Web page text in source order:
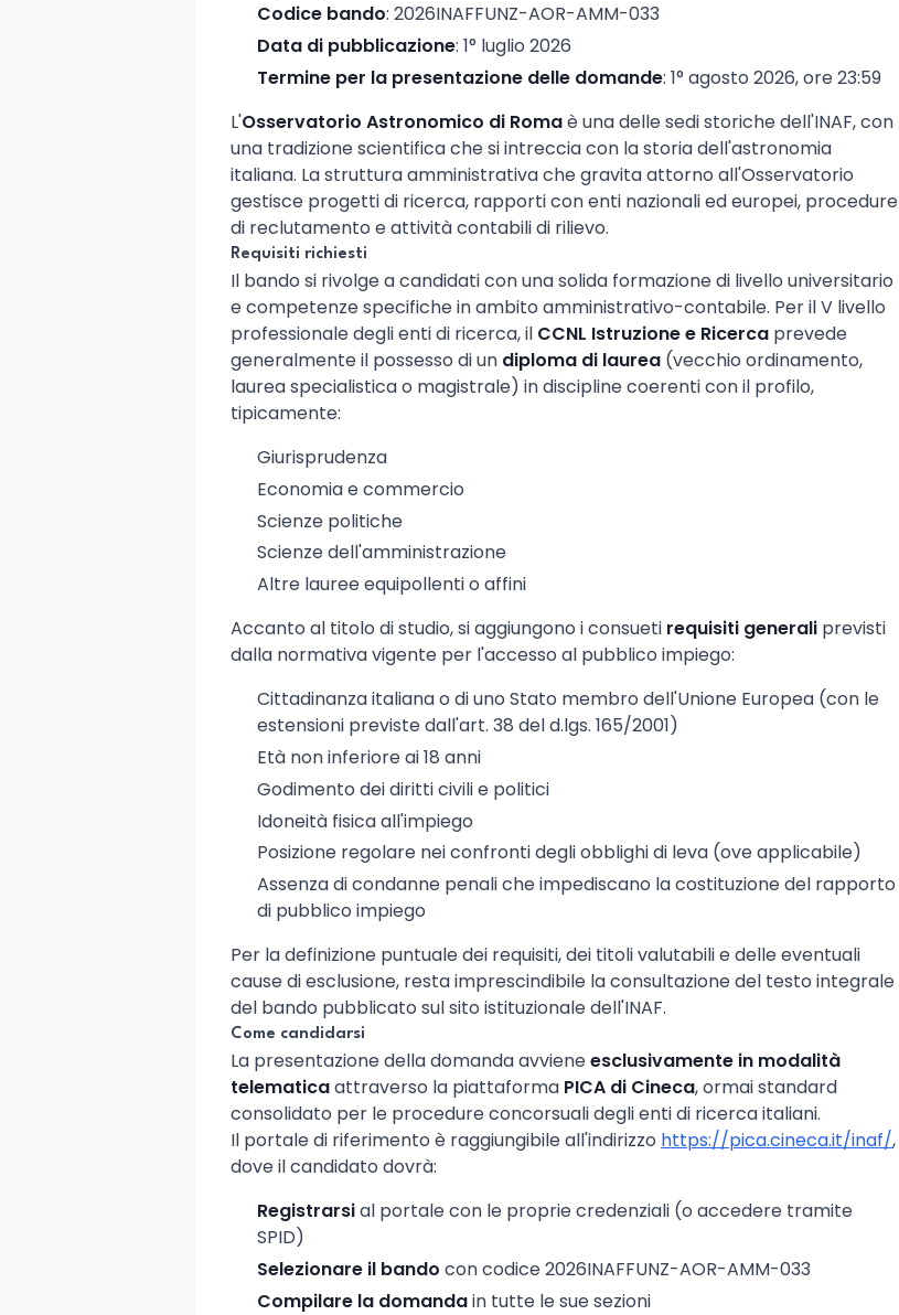
Codice bando: 2026INAFFUNZ-AOR-AMM-033
Data di pubblicazione: 1° luglio 2026
Termine per la presentazione delle domande: 1° agosto 2026, ore 23:59
L'Osservatorio Astronomico di Romaè una delle sedi storiche dell'INAF, con
una tradizione scientifica che si intreccia con la storia dell'astronomia
italiana. La struttura amministrativa che gravita attorno all'Osservatorio
gestisce progetti di ricerca, rapporti con enti nazionali ed europei, procedure
di reclutamento e attività contabili di rilievo.
Requisiti richiesti
Il bando si rivolge a candidati con una solida formazione di livello universitario
e competenze specifiche in ambito amministrativo-contabile. Per il V livello
professionale degli enti di ricerca, il CCNL Istruzione e Ricerca prevede
generalmente il possesso di un diploma di laurea (vecchio ordinamento,
laurea specialistica o magistrale) in discipline coerenti con il profilo,
tipicamente:
Giurisprudenza
Economia e commercio
Scienze politiche
Scienze dell'amministrazione
Altre lauree equipollenti o affini
Accanto al titolo di studio, si aggiungono i consueti requisiti generali previsti
dalla normativa vigente per l'accesso al pubblico impiego:
Cittadinanza italiana o di uno Stato membro dell'Unione Europea (con le
estensioni previste dall'art. 38 del d.lgs. 165/2001)
Età non inferiore ai 18 anni
Godimento dei diritti civili e politici
Idoneità fisica all'impiego
Posizione regolare nei confronti degli obblighi di leva (ove applicabile)
Assenza di condanne penali che impediscano la costituzione del rapporto
di pubblico impiego
Per la definizione puntuale dei requisiti, dei titoli valutabili e delle eventuali
cause di esclusione, resta imprescindibile la consultazione del testo integrale
del bando pubblicato sul sito istituzionale dell'INAF.
Come candidarsi
La presentazione della domanda avvieneesclusivamente in modalità
telematicaattraverso la piattaforma PICA di Cineca, ormai standard
consolidato per le procedure concorsuali degli enti di ricerca italiani.
Il portale di riferimento è raggiungibile all'indirizzo https://pica.cineca.it/inaf/,
dove il candidato dovrà:
Registrarsial portale con le proprie credenziali (o accedere tramite
SPID)
Selezionare il bando con codice 2026INAFFUNZ-AOR-AMM-033
Compilare la domandain tutte le sue sezioni